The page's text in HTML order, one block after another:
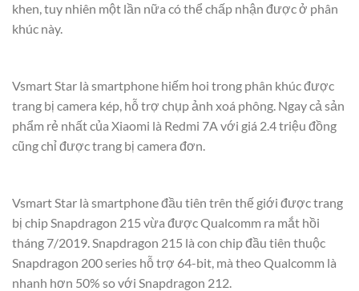
khen, tuy nhiên một lần nữa có thể chấp nhận được ở phân
khúc này.
Vsmart Star là smartphone hiếm hoi trong phân khúc được
trang bị camera kép, hỗ trợ chụp ảnh xoá phông. Ngay cả sản
phẩm rẻ nhất của Xiaomi là Redmi 7A với giá 2.4 triệu đồng
cũng chỉ được trang bị camera đơn.
Vsmart Star là smartphone đầu tiên trên thế giới được trang
bị chip Snapdragon 215 vừa được Qualcomm ra mắt hồi
tháng 7/2019. Snapdragon 215 là con chip đầu tiên thuộc
Snapdragon 200 series hỗ trợ 64-bit, mà theo Qualcomm là
nhanh hơn 50% so với Snapdragon 212.